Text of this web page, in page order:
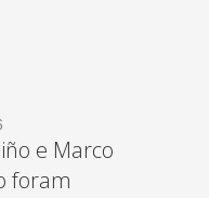
e Marco
foram